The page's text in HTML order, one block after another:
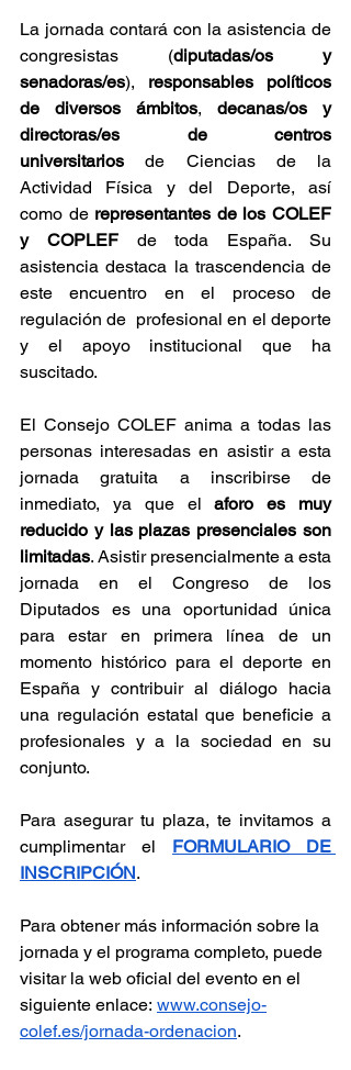
La jornada contará con la asistencia de
congresistas (diputadas/os y
senadoras/es), responsables políticos
de diversos ámbitos, decanas/os y
directoras/es de centros
universitarios de Ciencias de la
Actividad Física y del Deporte, así
como de representantes de los COLEF
y COPLEF de toda España. Su
asistencia destaca la trascendencia de
este encuentro en el proceso de
regulación de  profesional en el deporte
y el apoyo institucional que ha
suscitado.
El Consejo COLEF anima a todas las
personas interesadas en asistir a esta
jornada gratuita a inscribirse de
inmediato, ya que el aforo es muy
reducido y las plazas presenciales son
limitadas. Asistir presencialmente a esta
jornada en el Congreso de los
Diputados es una oportunidad única
para estar en primera línea de un
momento histórico para el deporte en
España y contribuir al diálogo hacia
una regulación estatal que beneficie a
profesionales y a la sociedad en su
conjunto.
Para asegurar tu plaza, te invitamos a
cumplimentar el FORMULARIO DE
INSCRIPCIÓN.
Para obtener más información sobre la
jornada y el programa completo, puede
visitar la web oficial del evento en el
siguiente enlace: www.consejo-
colef.es/jornada-ordenacion.